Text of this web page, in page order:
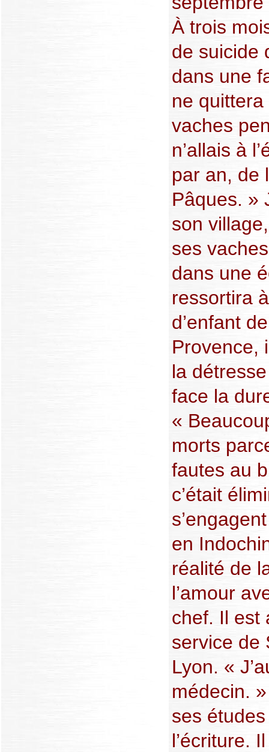
À trois
de suicide
dans une
ne quittera
vaches
n’allais à
par an, de
Pâques. »
son
ses
dans une
ressortira
d’enfant
Provence,
la
face la
«
morts
fautes au
c’était
en
réalité de
l’amour
chef. Il est
service de
Lyon. «
médecin.
ses
l’écriture.